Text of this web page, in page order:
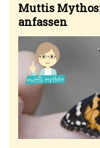
Muttis
anfassen